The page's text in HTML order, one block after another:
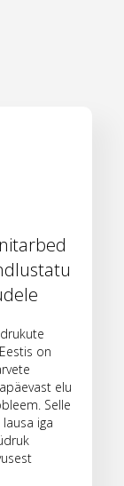
on
elu
Selle
iga